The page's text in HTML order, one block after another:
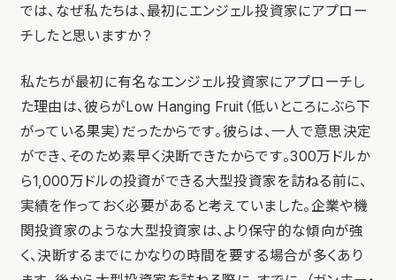
では、なぜ私たちは、最初にエンジェル投資家にアプロー
チしたと思いますか？
私たちが最初に有名なエンジェル投資家にアプローチし
た理由は、彼らがLow Hanging Fruit（低いところにぶら下
がっている果実）だったからです。彼らは、一人で意思決定
ができ、そのため素早く決断できたからです。300万ドルか
ら1,000万ドルの投資ができる大型投資家を訪ねる前に、
実績を作っておく必要があると考えていました。企業や機
関投資家のような大型投資家は、より保守的な傾向が強
く、決断するまでにかなりの時間を要する場合が多くあり